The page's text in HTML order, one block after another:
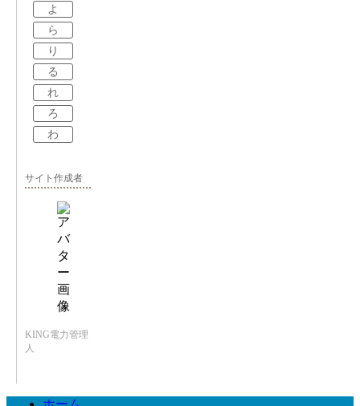
よ
ら
り
る
れ
ろ
わ
サイト作成者
KING電力管理
人